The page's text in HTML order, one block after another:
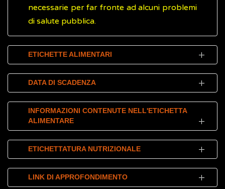
necessarie per far fronte ad alcuni problemi
di salute pubblica.
ETICHETTE ALIMENTARI
Per permettere al consumatore di accedere
facilmente alle informazioni sul prodotto che
sta acquistando, l'etichetta alimentare deve
essere:
chiara
leggibile
indelebile(non deve cancellarsi)
DATA DI SCADENZA
Inoltre, le etichette devono sempre
riportare in maniera chiara la data di
entro” oppure “da consumarsi
INFORMAZIONI CONTENUTE NELL'ETICHETTA
ALIMENTARE
Riassumendo, in base al regolamento UE n.
1169/2011 le informazioni obbligatorie
sono:
ETICHETTATURA NUTRIZIONALE
L'etichettatura nutrizionale è molto
LINK DI APPROFONDIMENTO